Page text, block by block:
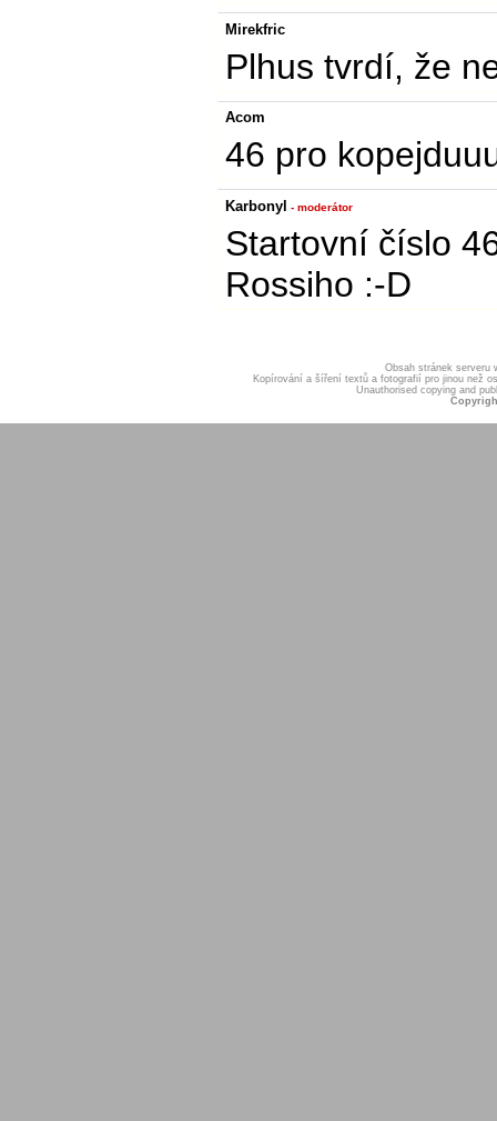
Mirekfric
Plhus tvrdí, že
Acom
46 pro
Karbonyl - moderátor
Startovní číslo
Rossiho :-D
Obsah stránek serveru
Kopírování a šíření textů a fotografií pro jinou než
Unauthorised copying and